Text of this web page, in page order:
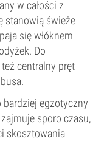
w całości z
stanowią świeże
się włóknem
Do
centralny pręt –
bardziej egzotyczny
sporo czasu,
skosztowania